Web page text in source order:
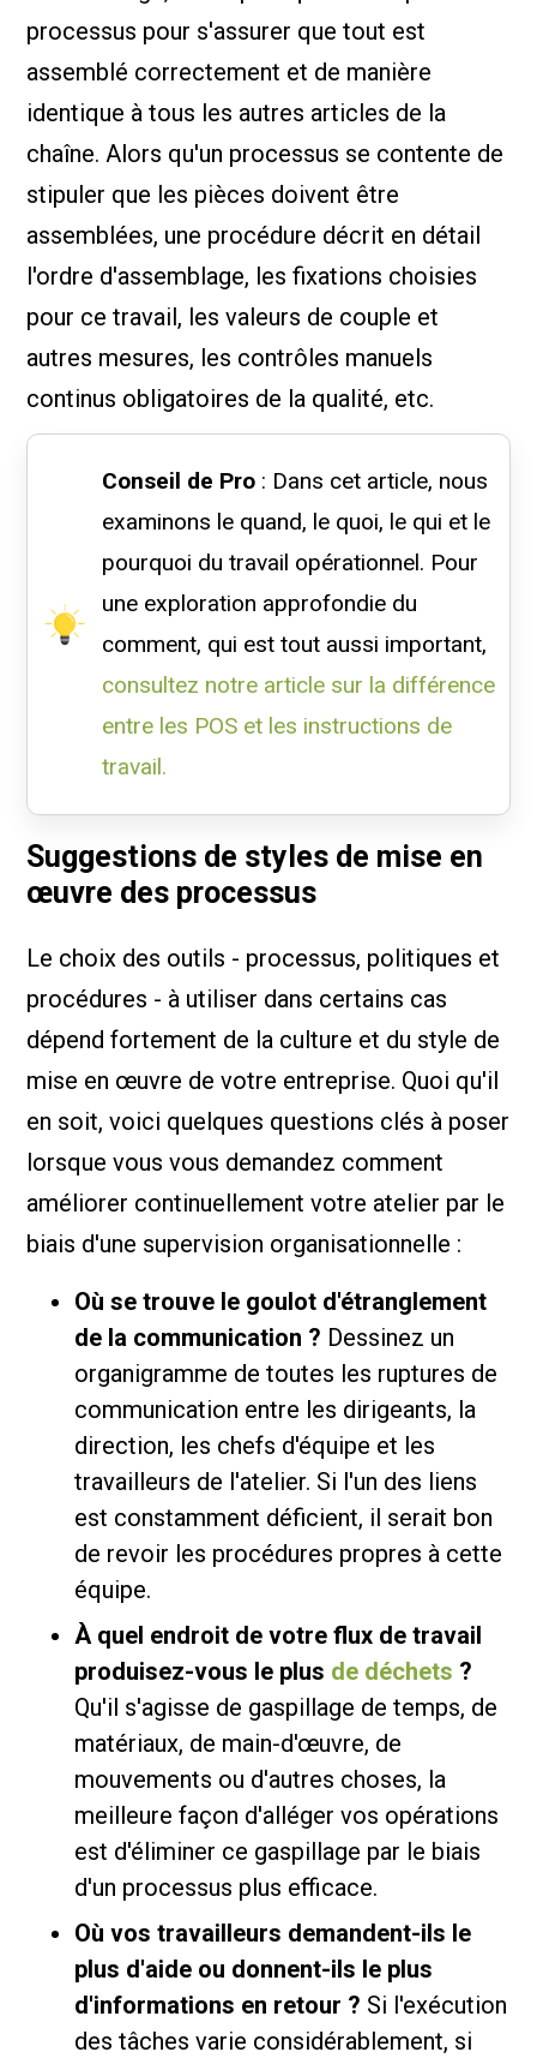
processus pour s'assurer que tout est
assemblé correctement et de manière
identique à tous les autres articles de la
chaîne. Alors qu'un processus se contente de
stipuler que les pièces doivent être
assemblées, une procédure décrit en détail
l'ordre d'assemblage, les fixations choisies
pour ce travail, les valeurs de couple et
autres mesures, les contrôles manuels
continus obligatoires de la qualité, etc.
Conseil de Pro: Dans cet article, nous
examinons le quand, le quoi, le qui et le
pourquoi du travail opérationnel. Pour
une exploration approfondie du
comment, qui est tout aussi important,
consultez notre article sur la différence
entre les POS et les instructions de
travail.
Suggestions de styles de mise en
œuvre des processus
Le choix des outils - processus, politiques et
procédures - à utiliser dans certains cas
dépend fortement de la culture et du style de
mise en œuvre de votre entreprise. Quoi qu'il
en soit, voici quelques questions clés à poser
lorsque vous vous demandez comment
améliorer continuellement votre atelier par le
biais d'une supervision organisationnelle :
Où se trouve le goulot d'étranglement
de la communication ? Dessinez un
organigramme de toutes les ruptures de
communication entre les dirigeants, la
direction, les chefs d'équipe et les
travailleurs de l'atelier. Si l'un des liens
est constamment déficient, il serait bon
de revoir les procédures propres à cette
équipe.
À quel endroit de votre flux de travail
produisez-vous le plus de déchets ?
Qu'il s'agisse de gaspillage de temps, de
matériaux, de main-d'œuvre, de
mouvements ou d'autres choses, la
meilleure façon d'alléger vos opérations
est d'éliminer ce gaspillage par le biais
d'un processus plus efficace.
Où vos travailleurs demandent-ils le
plus d'aide ou donnent-ils le plus
d'informations en retour ? Si l'exécution
des tâches varie considérablement, si